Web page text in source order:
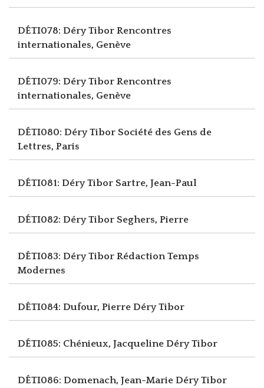
DÉTI078: Déry Tibor Rencontres
internationales, Genève
DÉTI079: Déry Tibor Rencontres
internationales, Genève
DÉTI080: Déry Tibor Société des Gens de
Lettres, Paris
DÉTI081: Déry Tibor Sartre, Jean-Paul
DÉTI082: Déry Tibor Seghers, Pierre
DÉTI083: Déry Tibor Rédaction Temps
Modernes
DÉTI084: Dufour, Pierre Déry Tibor
DÉTI085: Chénieux, Jacqueline Déry Tibor
DÉTI086: Domenach, Jean-Marie Déry Tibor